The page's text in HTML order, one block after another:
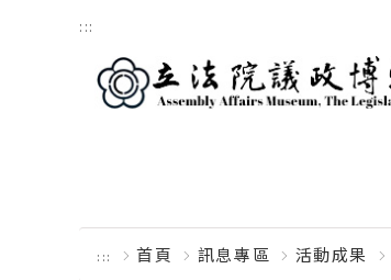
跳到主要內容區塊
:::
::: 首頁 訊息專區 活動成果